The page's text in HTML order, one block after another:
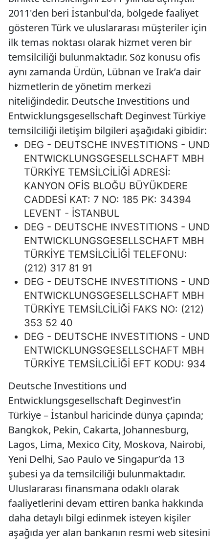
2011'den beri İstanbul'da, bölgede faaliyet
gösteren Türk ve uluslararası müşteriler için
ilk temas noktası olarak hizmet veren bir
temsilciliği bulunmaktadır. Söz konusu ofis
aynı zamanda Ürdün, Lübnan ve Irak’a dair
hizmetlerin de yönetim merkezi
niteliğindedir. Deutsche Investitions und
Entwicklungsgesellschaft Deginvest Türkiye
temsilciliği iletişim bilgileri aşağıdaki gibidir:
DEG - DEUTSCHE INVESTITIONS - UND
ENTWICKLUNGSGESELLSCHAFT MBH
TÜRKİYE TEMSİLCİLİĞİ ADRESİ:
KANYON OFİS BLOĞU BÜYÜKDERE
CADDESİ KAT: 7 NO: 185 PK: 34394
LEVENT - İSTANBUL
DEG - DEUTSCHE INVESTITIONS - UND
ENTWICKLUNGSGESELLSCHAFT MBH
TÜRKİYE TEMSİLCİLİĞİ TELEFONU:
(212) 317 81 91
DEG - DEUTSCHE INVESTITIONS - UND
ENTWICKLUNGSGESELLSCHAFT MBH
TÜRKİYE TEMSİLCİLİĞİ FAKS NO: (212)
353 52 40
DEG - DEUTSCHE INVESTITIONS - UND
ENTWICKLUNGSGESELLSCHAFT MBH
TÜRKİYE TEMSİLCİLİĞİ EFT KODU: 934
Deutsche Investitions und
Entwicklungsgesellschaft Deginvest’in
Türkiye – İstanbul haricinde dünya çapında;
Bangkok, Pekin, Cakarta, Johannesburg,
Lagos, Lima, Mexico City, Moskova, Nairobi,
Yeni Delhi, Sao Paulo ve Singapur’da 13
şubesi ya da temsilciliği bulunmaktadır.
Uluslararası finansmana odaklı olarak
faaliyetlerini devam ettiren banka hakkında
daha detaylı bilgi edinmek isteyen kişiler
aşağıda yer alan bankanın resmi web sitesini